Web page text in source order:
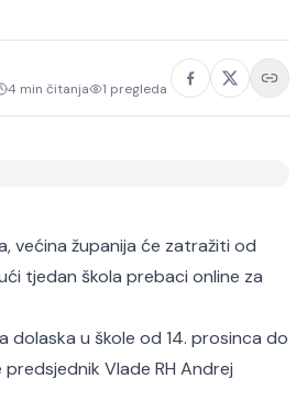
4 min čitanja 1 pregleda
većina županija će zatražiti od
tjedan škola prebaci online za
dolaska u škole od 14. prosinca do
predsjednik Vlade RH Andrej